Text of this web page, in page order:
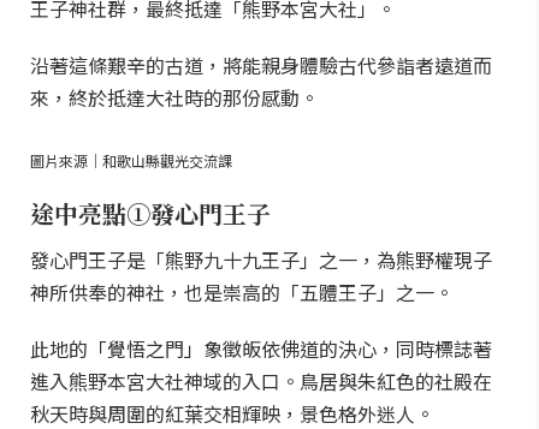
王子神社群，最終抵達「熊野本宮大社」。
沿著這條艱辛的古道，將能親身體驗古代參詣者遠道而
來，終於抵達大社時的那份感動。
圖片來源｜和歌山縣觀光交流課
途中亮點①發心門王子
發心門王子是「熊野九十九王子」之一，為熊野權現子
神所供奉的神社，也是崇高的「五體王子」之一。
此地的「覺悟之門」象徵皈依佛道的決心，同時標誌著
進入熊野本宮大社神域的入口。鳥居與朱紅色的社殿在
秋天時與周圍的紅葉交相輝映，景色格外迷人。